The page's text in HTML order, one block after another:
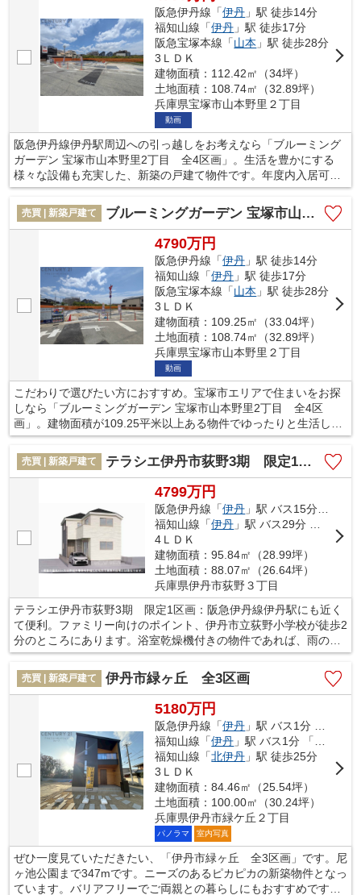
阪急伊丹線「伊丹 」駅 徒歩14分
福知山線「伊丹 」駅 徒歩17分
阪急宝塚本線「山本 」駅 徒歩28分
3ＬＤＫ
建物面積：112.42㎡（34坪）
土地面積：108.74㎡（32.89坪）
兵庫県宝塚市山本野里２丁目
動画
阪急伊丹線伊丹駅周辺への引っ越しをお考えなら「ブルーミング
ガーデン 宝塚市山本野里2丁目 全4区画」。生活を豊かにする
様々な設備も充実した、新築の戸建て物件です。年度内入居可な
のでいつでもご紹介することができます。駅までは徒歩14分でア
クセス可能です。不動産を購入するなら、住環境は非常に重視す
るべき点です。宝塚市は住み良い環境が整っているので、不動産
を購入するにはお勧めの地域ですよ。
売買 | 新築戸建て ブルーミングガーデン 宝塚市山本野里2丁目 全4区画
4790万円
阪急伊丹線「伊丹 」駅 徒歩14分
福知山線「伊丹 」駅 徒歩17分
阪急宝塚本線「山本 」駅 徒歩28分
3ＬＤＫ
建物面積：109.25㎡（33.04坪）
土地面積：108.74㎡（32.89坪）
兵庫県宝塚市山本野里２丁目
動画
こだわりで選びたい方におすすめ。宝塚市エリアで住まいをお探
しなら「ブルーミングガーデン 宝塚市山本野里2丁目 全4区
画」。建物面積が109.25平米以上ある物件でゆったりと生活した
い方にいかがでしょうか。来訪者の顔が確認できる、安心のTVイ
ンターホン付きです。省エネ対策の行われた断熱性の高い住宅
で、室内環境も快適です。一戸建てを探すのであれば、当社スタ
ッフがお手伝いいたします。宝塚市の阪急伊丹線伊丹周辺にある
不動産のことならお任せ下さい。
売買 | 新築戸建て テラシエ伊丹市荻野3期 限定1区画
4799万円
阪急伊丹線「伊丹 」駅 バス15分 「荻野（バス）」 停歩15分
福知山線「伊丹 」駅 バス29分 「荻野（バス）」 停歩15分
4ＬＤＫ
建物面積：95.84㎡（28.99坪）
土地面積：88.07㎡（26.64坪）
兵庫県伊丹市荻野３丁目
テラシエ伊丹市荻野3期 限定1区画：阪急伊丹線伊丹駅にも近く
て便利。ファミリー向けのポイント、伊丹市立荻野小学校が徒歩2
分のところにあります。浴室乾燥機付きの物件であれば、雨の日
で濡れた上着や傘もすぐに乾燥できます。建物面積95.84平米の物
件は住み心地が良いと評判です。当社はお客様が快適に暮らせる
よう、住まい探しのサポートをしております。ご希望の条件があ
れば、当社スタッフにお聞かせください。
売買 | 新築戸建て 伊丹市緑ヶ丘 全3区画
5180万円
阪急伊丹線「伊丹 」駅 バス1分 「緑ヶ丘２丁目」 停歩11分
福知山線「伊丹 」駅 バス1分 「緑ヶ丘２丁目」 停歩12分
福知山線「北伊丹 」駅 徒歩25分
3ＬＤＫ
建物面積：84.46㎡（25.54坪）
土地面積：100.00㎡（30.24坪）
兵庫県伊丹市緑ケ丘２丁目
パノラマ 室内写真
ぜひ一度見ていただきたい、「伊丹市緑ヶ丘 全3区画」です。尼
ヶ池公園まで347mです。ニーズのあるピカピカの新築物件となっ
ています。バリアフリーでご両親との暮らしにもおすすめです。